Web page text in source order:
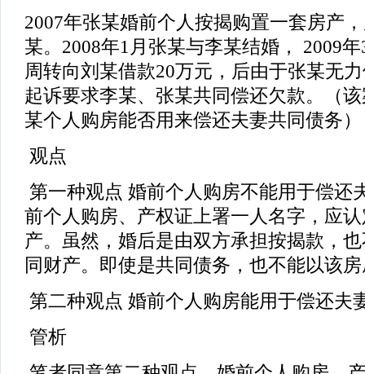
2007年张某婚前个人按揭购置一套房产
某。2008年1月张某与李某结婚， 2009
周转向刘某借款20万元，后由于张某无
起诉要求李某、张某共同偿还欠款。（
某个人购房能否用来偿还夫妻共同债务）
观点
第一种观点 婚前个人购房不能用于偿还
前个人购房、产权证上署一人名字，应
产。虽然，婚后是由双方承担按揭款，
同财产。即使是共同债务，也不能以该
第二种观点 婚前个人购房能用于偿还夫
管析